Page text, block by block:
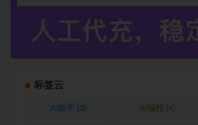
标签云
Ai助手 (3) Ai编程 (4)